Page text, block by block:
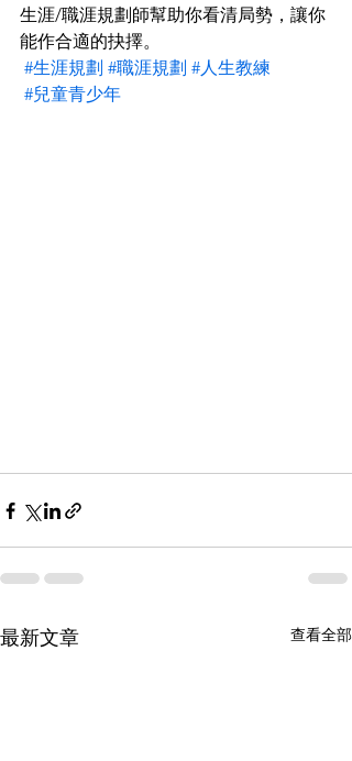
生涯/職涯規劃師幫助你看清局勢，讓你
能作合適的抉擇。
#生涯規劃 #職涯規劃 #人生教練
#兒童青少年
最新文章 查看全部